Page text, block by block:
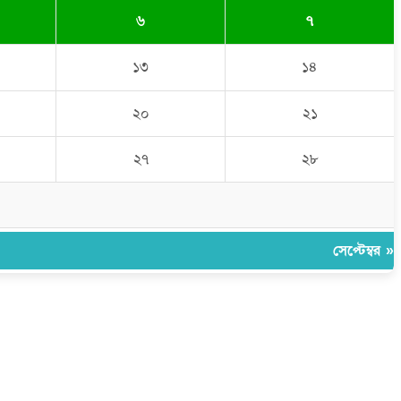
৬ ৭
১৩ ১৪
২০ ২১
২৭ ২৮
সেপ্টেম্বর »